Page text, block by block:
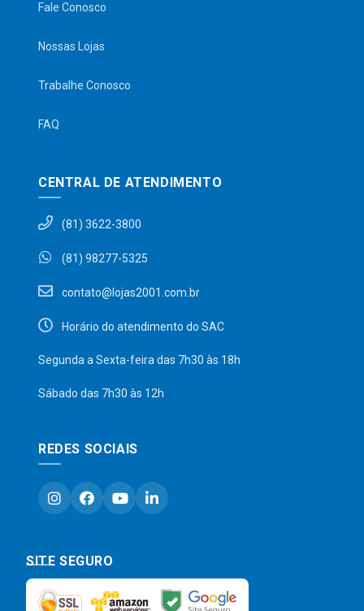
Fale Conosco
Nossas Lojas
Trabalhe Conosco
FAQ
CENTRAL DE ATENDIMENTO
(81) 3622-3800
(81) 98277-5325
contato@lojas2001.com.br
Horário do atendimento do SAC
Segunda a Sexta-feira das 7h30 às 18h
Sábado das 7h30 às 12h
REDES SOCIAIS
SITE SEGURO